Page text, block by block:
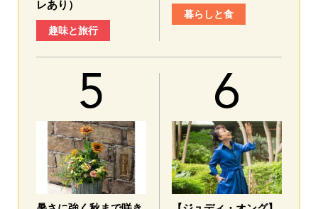
レあり）
趣味と旅行
暮らしと食